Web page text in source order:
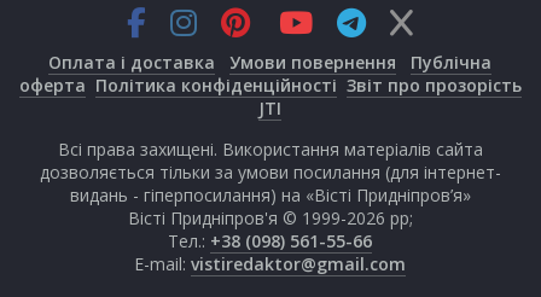
Оплата і доставка Умови повернення
Публічна
оферта Політика конфіденційності Звіт про прозорість
JTI
Всі права захищені. Використання матеріалів сайта
дозволяється тільки за умови посилання (для інтернет-
видань - гіперпосилання) на «Вісті Придніпров’я»
Вісті Придніпров'я © 1999-2026 рр;
Тел.: +38 (098) 561-55-66
E-mail: vistiredaktor@gmail.com